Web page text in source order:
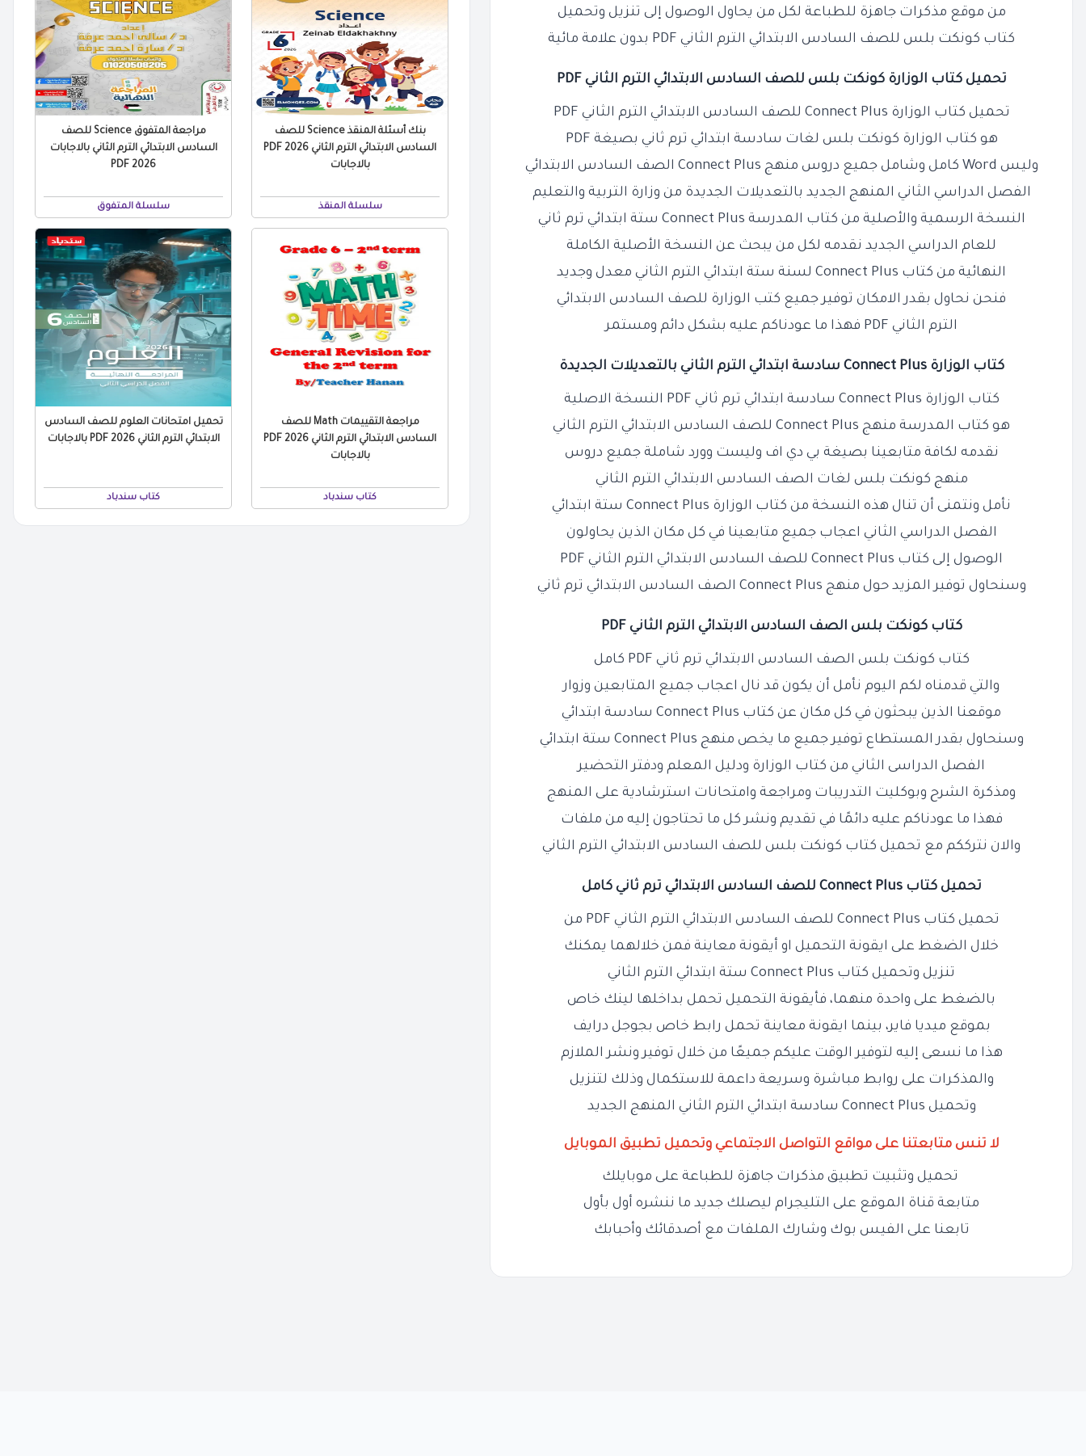
من موقع مذكرات جاهزة للطباعة لكل من يحاول الوصول إلى تنزيل وتحميل
كتاب كونكت بلس للصف السادس الابتدائي الترم الثاني PDF بدون علامة مائية
تحميل كتاب الوزارة كونكت بلس للصف السادس الابتدائي الترم الثاني PDF
تحميل كتاب الوزارة Connect Plus للصف السادس الابتدائي الترم الثاني PDF
هو كتاب الوزارة كونكت بلس لغات سادسة ابتدائي ترم ثاني بصيغة PDF
وليس Word كامل وشامل جميع دروس منهج Connect Plus الصف السادس الابتدائي
الفصل الدراسي الثاني المنهج الجديد بالتعديلات الجديدة من وزارة التربية والتعليم
النسخة الرسمية والأصلية من كتاب المدرسة Connect Plus ستة ابتدائي ترم ثاني
للعام الدراسي الجديد نقدمه لكل من يبحث عن النسخة الأصلية الكاملة
النهائية من كتاب Connect Plus لسنة ستة ابتدائي الترم الثاني معدل وجديد
فنحن نحاول بقدر الامكان توفير جميع كتب الوزارة للصف السادس الابتدائي
الترم الثاني PDF فهذا ما عودناكم عليه بشكل دائم ومستمر
كتاب الوزارة Connect Plus سادسة ابتدائي الترم الثاني بالتعديلات الجديدة
كتاب الوزارة Connect Plus سادسة ابتدائي ترم ثاني PDF النسخة الاصلية
هو كتاب المدرسة منهج Connect Plus للصف السادس الابتدائي الترم
الثاني
نقدمه لكافة متابعينا بصيغة بي دي اف وليست وورد شاملة جميع دروس
منهج كونكت بلس لغات الصف السادس الابتدائي الترم الثاني
نأمل ونتمنى أن تنال هذه النسخة من كتاب الوزارة Connect Plus ستة ابتدائي
الفصل الدراسي الثاني اعجاب جميع متابعينا في كل مكان الذين يحاولون
الوصول إلى كتاب Connect Plus للصف السادس الابتدائي الترم الثاني PDF
وسنحاول توفير المزيد حول منهج Connect Plus الصف السادس الابتدائي ترم ثاني
كتاب كونكت بلس الصف السادس الابتدائي الترم الثاني PDF
كتاب كونكت بلس الصف السادس الابتدائي ترم ثاني PDF كامل
والتي قدمناه لكم اليوم نأمل أن يكون قد نال اعجاب جميع المتابعين وزوار
موقعنا الذين يبحثون في كل مكان عن كتاب Connect Plus سادسة ابتدائي
وسنحاول بقدر المستطاع توفير جميع ما يخص منهج Connect Plus ستة ابتدائي
الفصل الدراسى الثاني من كتاب الوزارة ودليل المعلم ودفتر التحضير
ومذكرة الشرح وبوكليت التدريبات ومراجعة وامتحانات استرشادية على المنهج
فهذا ما عودناكم عليه دائمًا في تقديم ونشر كل ما تحتاجون إليه من ملفات
والان نترككم مع تحميل كتاب كونكت بلس للصف السادس الابتدائي الترم الثاني
تحميل كتاب Connect Plus للصف السادس الابتدائي ترم ثاني كامل
تحميل كتاب Connect Plus للصف السادس الابتدائي الترم الثاني PDF من
خلال الضغط على ايقونة التحميل او أيقونة معاينة فمن خلالهما يمكنك
تنزيل وتحميل كتاب Connect Plus ستة ابتدائي الترم
الثاني
بالضغط على واحدة منهما، فأيقونة التحميل تحمل بداخلها لينك خاص
بموقع ميديا فاير، بينما ايقونة معاينة تحمل رابط خاص بجوجل درايف
هذا ما نسعى إليه لتوفير الوقت عليكم جميعًا من خلال توفير ونشر الملازم
والمذكرات على روابط مباشرة وسريعة داعمة للاستكمال وذلك لتنزيل
وتحميل Connect Plus سادسة ابتدائي الترم الثاني المنهج الجديد
لا تنس متابعتنا على مواقع التواصل الاجتماعي وتحميل تطبيق الموبايل
تحميل وتثبيت تطبيق مذكرات جاهزة للطباعة على موبايلك
متابعة قناة الموقع على التليجرام ليصلك جديد ما ننشره أول بأول
تابعنا على الفيس بوك وشارك الملفات مع أصدقائك وأحبابك
بنك أسئلة المنقذ Science للصف
السادس الابتدائي الترم الثاني 2026 PDF
بالاجابات
سلسلة المنقذ
مراجعة المتفوق Science للصف
السادس الابتدائي الترم الثاني بالاجابات
2026 PDF
سلسلة المتفوق
مراجعة التقييمات Math للصف
السادس الابتدائي الترم الثاني 2026 PDF
بالاجابات
كتاب سندباد
تحميل امتحانات العلوم للصف السادس
الابتدائي الترم الثاني 2026 PDF بالاجابات
كتاب سندباد